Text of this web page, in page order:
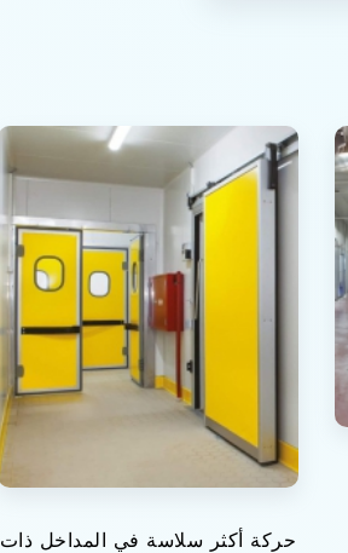
حركة أكثر سلاسة في المداخل ذات